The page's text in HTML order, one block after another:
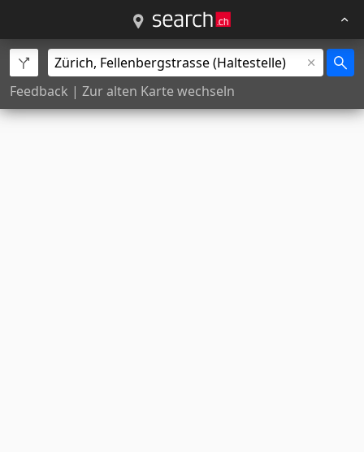
Feedback | Zur alten Karte wechseln